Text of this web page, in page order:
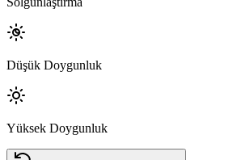
Düşük Doygunluk
Yüksek Doygunluk